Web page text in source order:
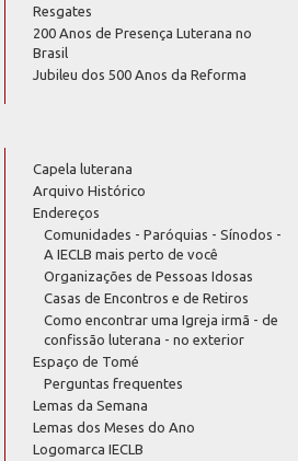
Resgates
200 Anos de Presença Luterana no
Brasil
Jubileu dos 500 Anos da Reforma
Capela luterana
Arquivo Histórico
Endereços
Comunidades - Paróquias - Sínodos -
A IECLB mais perto de você
Organizações de Pessoas Idosas
Casas de Encontros e de Retiros
Como encontrar uma Igreja irmã - de
confissão luterana - no exterior
Espaço de Tomé
Perguntas frequentes
Lemas da Semana
Lemas dos Meses do Ano
Logomarca IECLB